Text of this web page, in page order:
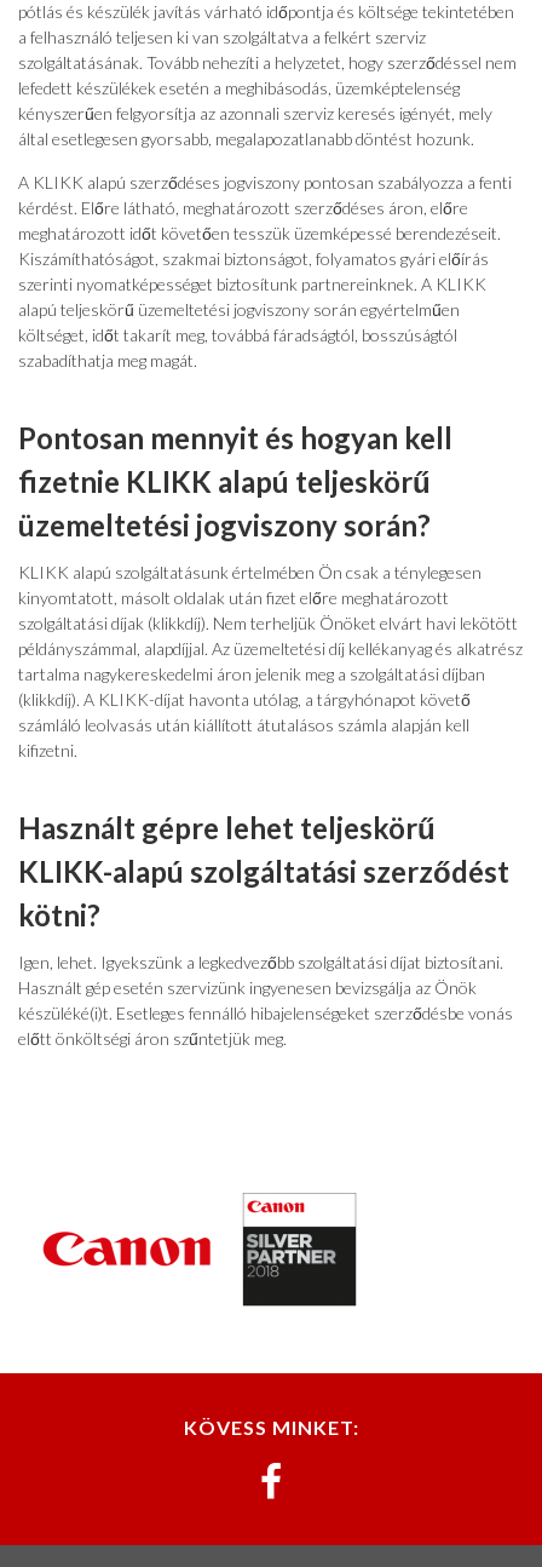
pótlás és készülék javítás várható időpontja és költsége tekintetében
a felhasználó teljesen ki van szolgáltatva a felkért szerviz
szolgáltatásának. Tovább nehezíti a helyzetet, hogy szerződéssel nem
lefedett készülékek esetén a meghibásodás, üzemképtelenség
kényszerűen felgyorsítja az azonnali szerviz keresés igényét, mely
által esetlegesen gyorsabb, megalapozatlanabb döntést hozunk.
A KLIKK alapú szerződéses jogviszony pontosan szabályozza a fenti
kérdést. Előre látható, meghatározott szerződéses áron, előre
meghatározott időt követően tesszük üzemképessé berendezéseit.
Kiszámíthatóságot, szakmai biztonságot, folyamatos gyári előírás
szerinti nyomatképességet biztosítunk partnereinknek. A KLIKK
alapú teljeskörű üzemeltetési jogviszony során egyértelműen
költséget, időt takarít meg, továbbá fáradságtól, bosszúságtól
szabadíthatja meg magát.
Pontosan mennyit és hogyan kell
fizetnie KLIKK alapú teljeskörű
üzemeltetési jogviszony során?
KLIKK alapú szolgáltatásunk értelmében Ön csak a ténylegesen
kinyomtatott, másolt oldalak után fizet előre meghatározott
szolgáltatási díjak (klikkdíj). Nem terheljük Önöket elvárt havi lekötött
példányszámmal, alapdíjjal. Az üzemeltetési díj kellékanyag és alkatrész
tartalma nagykereskedelmi áron jelenik meg a szolgáltatási díjban
(klikkdíj). A KLIKK-díjat havonta utólag, a tárgyhónapot követő
számláló leolvasás után kiállított átutalásos számla alapján kell
kifizetni.
Használt gépre lehet teljeskörű
KLIKK-alapú szolgáltatási szerződést
kötni?
Igen, lehet. Igyekszünk a legkedvezőbb szolgáltatási díjat biztosítani.
Használt gép esetén szervizünk ingyenesen bevizsgálja az Önök
készüléké(i)t. Esetleges fennálló hibajelenségeket szerződésbe vonás
előtt önköltségi áron szűntetjük meg.
KÖVESS MINKET: